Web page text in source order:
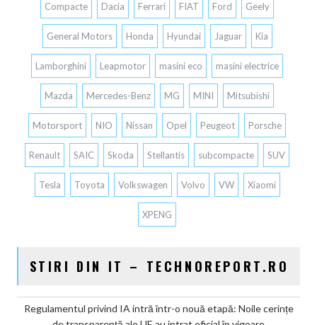
Compacte Dacia Ferrari FIAT Ford Geely
General Motors Honda Hyundai Jaguar Kia
Lamborghini Leapmotor masini eco masini electrice
Mazda Mercedes-Benz MG MINI Mitsubishi
Motorsport NIO Nissan Opel Peugeot Porsche
Renault SAIC Skoda Stellantis subcompacte SUV
Tesla Toyota Volkswagen Volvo VW Xiaomi
XPENG
STIRI DIN IT – TECHNOREPORT.RO
Regulamentul privind IA intră într-o nouă etapă: Noile cerințe